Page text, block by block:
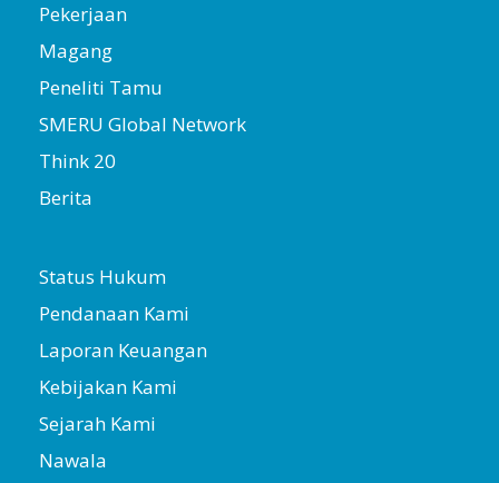
Pekerjaan
Magang
Peneliti Tamu
SMERU Global Network
Think 20
Berita
Status Hukum
Pendanaan Kami
Laporan Keuangan
Kebijakan Kami
Sejarah Kami
Nawala